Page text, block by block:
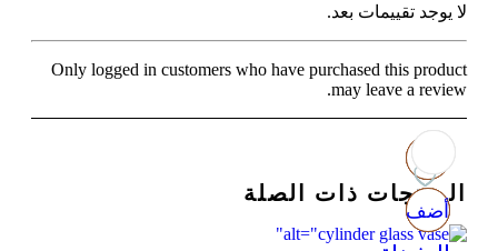
لا يوجد تقييمات بعد.
Only logged in customers who have purchased this product
may leave a review.
المنتجات ذات الصلة
أضف
أضف
أضف
أضف